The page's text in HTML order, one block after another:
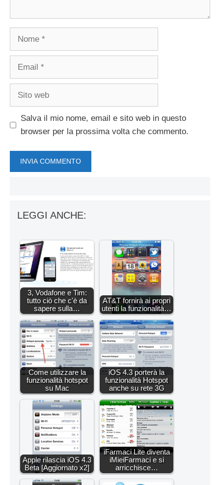
Nome
Email
Sito
Salva il mio nome, email e sito web in questo
browser per la prossima volta che commento.
LEGGI ANCHE:
3, Vodafone e Tim:
tutto ciò che c'è da
sapere sulla…
AT&T fornirà ai propri
utenti la funzionalità…
Come utilizzare la
funzionalità hotspot
su Mac
iOS 4.3 porterà la
funzionalità Hotspot
anche su rete 3G
Apple rilascia iOS 4.3
Beta [Aggiornato x2]
iFarmaci Lite diventa
iMieiFarmaci e si
arricchisce…